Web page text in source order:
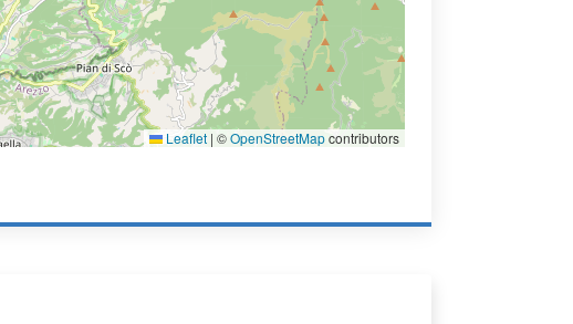
Leaflet | ©OpenStreetMapcontributors